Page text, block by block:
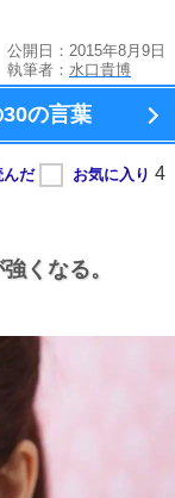
公開日：2015年8月9日
執筆者： 水口貴博
30の言葉
くなる。